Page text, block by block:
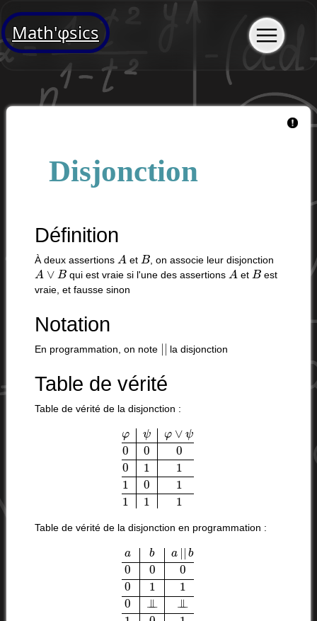
Math'φsics
Disjonction
Définition
À deux assertions A et B, on associe leur disjonction
A∨B qui est vraie si l'une des assertions A et Best
vraie, et fausse sinon
Notation
En programmation, on note | | la disjonction
Table de vérité
Table de vérité de la disjonction :
φ∨ ψ 00 0 01 1 1 01
Table de vérité de la disjonction en programmation :
⊥ ⊥ ⊥1 0 11 1 1
⊥ ⊥ ⊥ ⊥ ⊥ ⊥ ⊥